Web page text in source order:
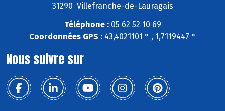
31290 Villefranche-de-Lauragais
Téléphone :05 62 52 10 69
Coordonnées GPS : 43,4021101 ° , 1,7119447 °
Nous suivre sur